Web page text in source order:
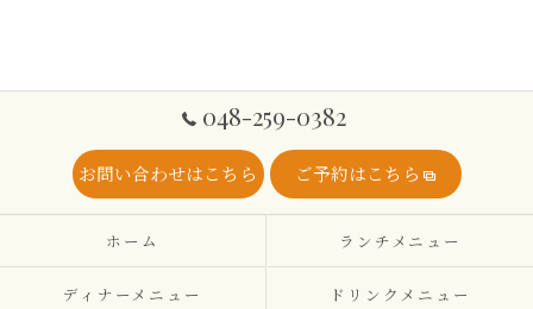
048-259-0382
お問い合わせはこちら ご予約はこちら
ホーム ランチメニュー
ディナーメニュー ドリンクメニュー